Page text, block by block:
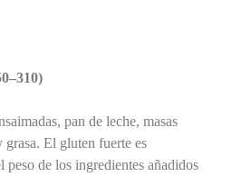
pan de leche, masas
El gluten fuerte es
peso de los ingredientes añadidos